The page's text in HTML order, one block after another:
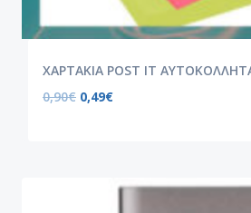
ΧΑΡΤΑΚΙΑ POST IT
0,90€ 0,49€